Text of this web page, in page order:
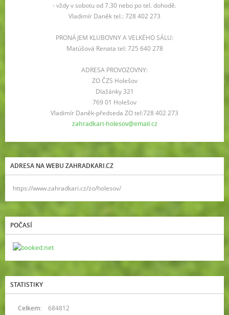
- vždy v sobotu od 7.30 nebo po tel. dohodě.
Vladimír Daněk tel.: 728 402 273
PRONÁJEM KLUBOVNY A VELKÉHO SÁLU:
Matúšová Renata tel: 725 640 278
ADRESA PROVOZOVNY:
ZO ČZS Holešov
Dlažánky 321
769 01 Holešov
Vladimír Daněk-předseda ZO tel:728 402 273
zahradkari-holesov@email.cz
ADRESA NA WEBU ZAHRADKARI.CZ
https://www.zahradkari.cz/zo/holesov/
POČASÍ
STATISTIKY
Celkem: 684812